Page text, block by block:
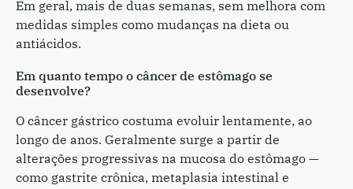
Em geral, mais de duas semanas, sem melhora com
medidas simples como mudanças na dieta ou
antiácidos.
Em quanto tempo o câncer de estômago se
desenvolve?
O câncer gástrico costuma evoluir lentamente, ao
longo de anos. Geralmente surge a partir de
alterações progressivas na mucosa do estômago —
como gastrite crônica, metaplasia intestinal e